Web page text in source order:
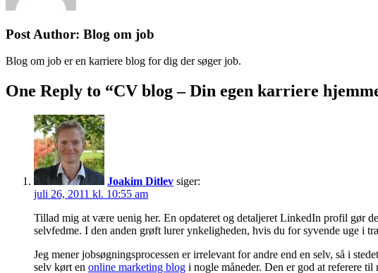
Post Author: Blog om job
Blog om job er en karriere blog for dig der søger job.
One Reply to “CV blog – Din egen karriere
Joakim Ditlev siger:
juli 26, 2011 kl. 10:55 am
Tillad mig at være uenig her. En opdateret og detaljeret LinkedIn profil gør
selvfedme. I den anden grøft lurer ynkeligheden, hvis du for syvende uge i
Jeg mener jobsøgningsprocessen er irrelevant for andre end en selv, så i
selv kørt en online marketing blog i nogle måneder. Den er god at referere